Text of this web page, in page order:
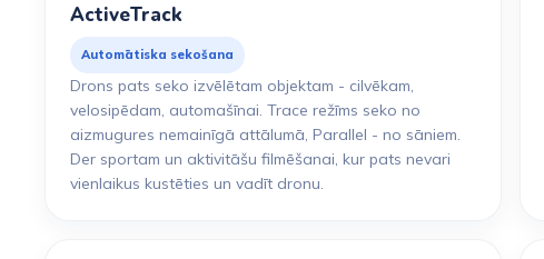
ActiveTrack
Automātiska sekošana
Drons pats seko izvēlētam objektam - cilvēkam,
velosipēdam, automašīnai. Trace režīms seko no
aizmugures nemainīgā attālumā, Parallel - no sāniem.
Der sportam un aktivitāšu filmēšanai, kur pats nevari
vienlaikus kustēties un vadīt dronu.